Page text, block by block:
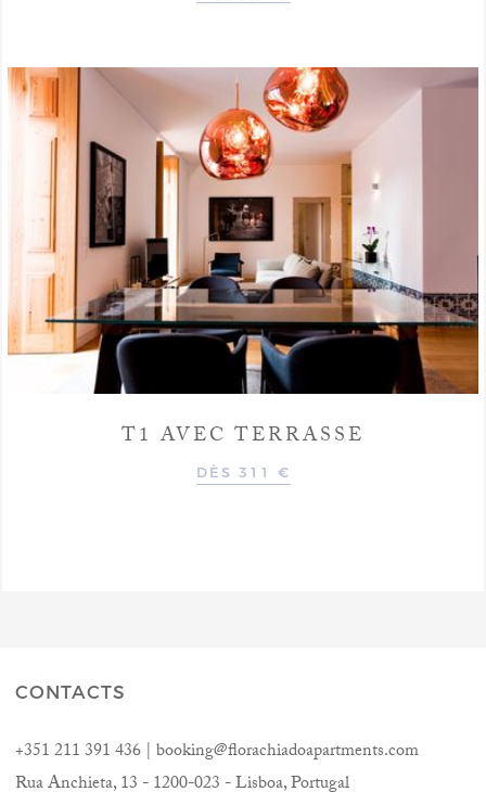
T1 AVEC TERRASSE
DÈS 311 €
CONTACTS
+351 211 391 436 | booking@florachiadoapartments.com
Rua Anchieta, 13 - 1200-023 - Lisboa, Portugal